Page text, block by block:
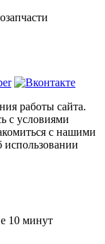
работы сайта.
с условиями
с нашими
10 минут